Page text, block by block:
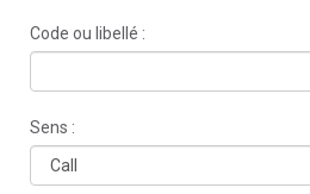
Code ou libellé :
Sens :